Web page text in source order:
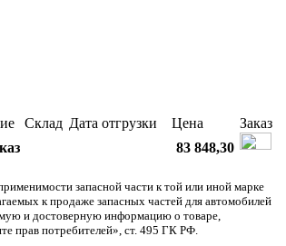
Склад Дата отгрузки Цена
Заказ
83 848,30
запасной части к той или иной марке
к продаже запасных частей для автомобилей
и достоверную информацию о товаре,
прав потребителей», ст. 495 ГК РФ.